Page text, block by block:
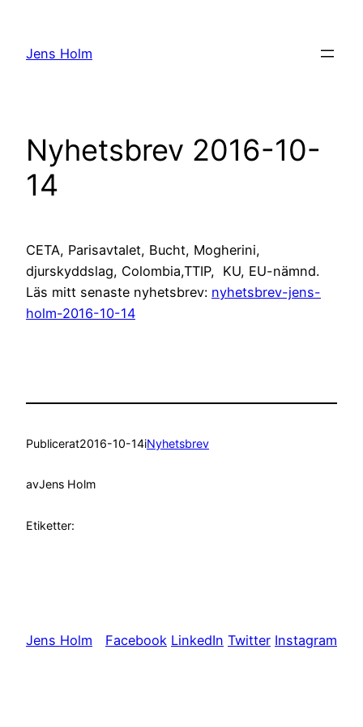
innehåll
Jens Holm
Nyhetsbrev 2016-10-
14
CETA, Parisavtalet, Bucht, Mogherini,
djurskyddslag, Colombia,TTIP, KU, EU-nämnd.
Läs mitt senaste nyhetsbrev: nyhetsbrev-jens-
holm-2016-10-14
Publicerat2016-10-14iNyhetsbrev
avJens Holm
Etiketter:
Jens Holm Facebook LinkedIn Twitter Instagram